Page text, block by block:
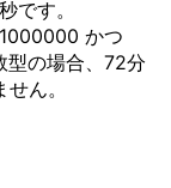
です。
かつ
の場合、72分
ん。